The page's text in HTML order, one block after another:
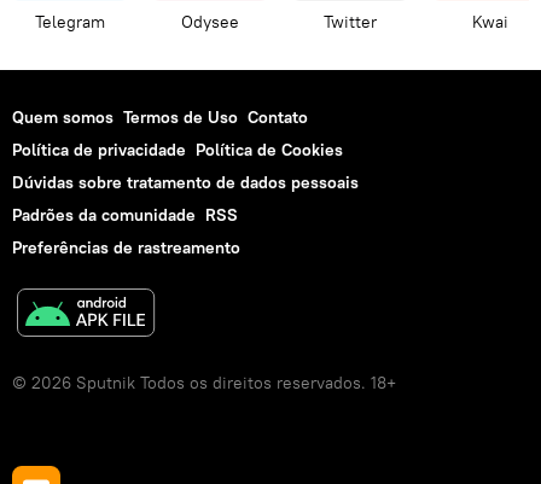
Telegram Odysee Twitter Kwai
Quem somos Termos de Uso Contato
Política de privacidade Política de Cookies
Dúvidas sobre tratamento de dados pessoais
Padrões da comunidade RSS
Preferências de rastreamento
© 2026 Sputnik Todos os direitos reservados. 18+